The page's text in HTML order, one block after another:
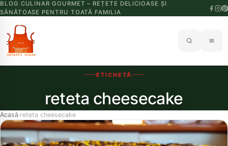
BLOG CULINAR GOURMET – REȚETE DELICIOASE ȘI
SĂNĂTOASE PENTRU TOATĂ FAMILIA
ETICHETĂ
reteta cheesecake
Acasă›reteta cheesecake